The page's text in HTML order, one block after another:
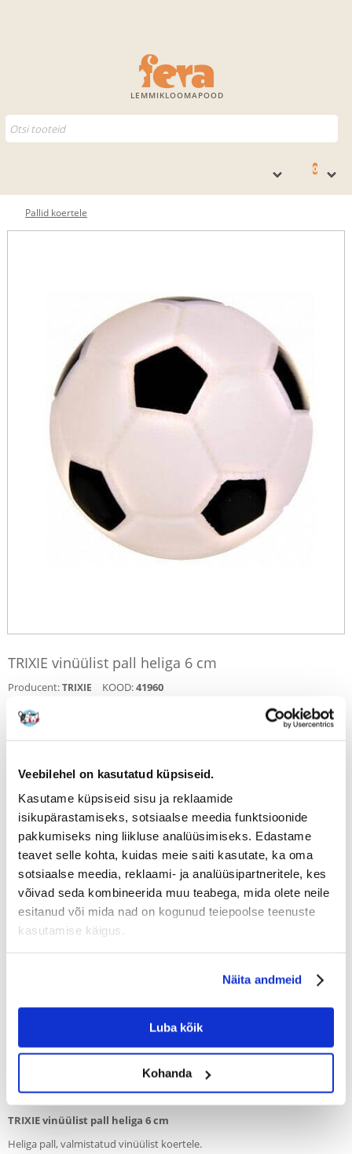
Veebilehel on kasutatud küpsiseid.
Kasutame küpsiseid sisu ja reklaamide
isikupärastamiseks, sotsiaalse meedia funktsioonide
pakkumiseks ning liikluse analüüsimiseks. Edastame
teavet selle kohta, kuidas meie saiti kasutate, ka oma
sotsiaalse meedia, reklaami- ja analüüsipartneritele, kes
võivad seda kombineerida muu teabega, mida olete neile
esitanud või mida nad on kogunud teiepoolse teenuste
kasutamise käigus.
Näita andmeid
Luba kõik
Kohanda
LEMMIKLOOMAPOOD
0
Pallid koertele
TRIXIE vinüülist pall heliga 6 cm
Producent:TRIXIE KOOD:41960
SAADAME 48 TUNNI JOOKSUL
Meie klientide fotod Meie klientide fotod
1 REVIEW
5 z 5
Recommend
100% KLIENTIDEST SOOVITAB SEDA TOODET
WRITE A REVIEW
TRIXIE vinüülist pall heliga 6 cm
Heliga pall, valmistatud vinüülist koertele.